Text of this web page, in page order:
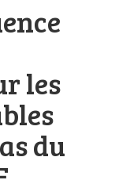
les
du